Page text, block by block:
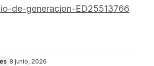
de-generacion-ED25513766
8 junio, 2026